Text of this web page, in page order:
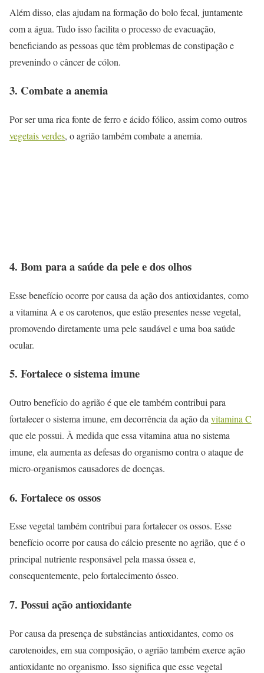
Além disso, elas ajudam na formação do bolo fecal, juntamente
com a água. Tudo isso facilita o processo de evacuação,
beneficiando as pessoas que têm problemas de constipação e
prevenindo o câncer de cólon.
3. Combate a anemia
Por ser uma rica fonte de ferro e ácido fólico, assim como outros
vegetais verdes, o agrião também combate a anemia.
4. Bom para a saúde da pele e dos olhos
Esse benefício ocorre por causa da ação dos antioxidantes, como
a vitamina A e os carotenos, que estão presentes nesse vegetal,
promovendo diretamente uma pele saudável e uma boa saúde
ocular.
5. Fortalece o sistema imune
Outro benefício do agrião é que ele também contribui para
fortalecer o sistema imune, em decorrência da ação da vitamina C
que ele possui. À medida que essa vitamina atua no sistema
imune, ela aumenta as defesas do organismo contra o ataque de
micro-organismos causadores de doenças.
6. Fortalece os ossos
Esse vegetal também contribui para fortalecer os ossos. Esse
benefício ocorre por causa do cálcio presente no agrião, que é o
principal nutriente responsável pela massa óssea e,
consequentemente, pelo fortalecimento ósseo.
7. Possui ação antioxidante
Por causa da presença de substâncias antioxidantes, como os
carotenoides, em sua composição, o agrião também exerce ação
antioxidante no organismo. Isso significa que esse vegetal